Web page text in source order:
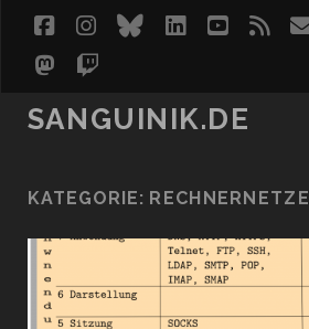
facebook
instagram
blueskylinkedinrss
mastodon
twitch
SANGUINIK.DE
KATEGORIE: RECHNERNETZE